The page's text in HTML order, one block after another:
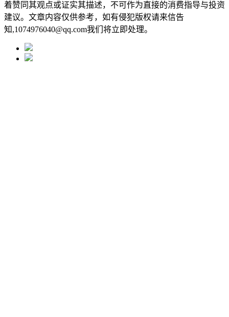
着赞同其观点或证实其描述，不可作为直接的消费指导与投资
建议。文章内容仅供参考，如有侵犯版权请来信告
知,1074976040@qq.com我们将立即处理。